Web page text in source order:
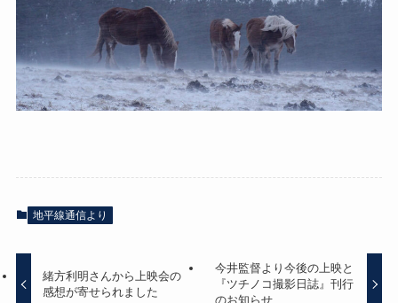
地平線通信より
緒方利明さんから上映会の
感想が寄せられました
今井監督より今後の上映と
『ツチノコ撮影日誌』刊行
のお知らせ